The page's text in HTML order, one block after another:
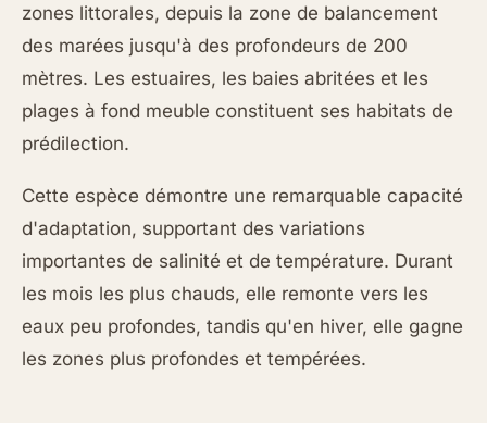
zones littorales, depuis la zone de balancement
des marées jusqu'à des profondeurs de 200
mètres. Les estuaires, les baies abritées et les
plages à fond meuble constituent ses habitats de
prédilection.
Cette espèce démontre une remarquable capacité
d'adaptation, supportant des variations
importantes de salinité et de température. Durant
les mois les plus chauds, elle remonte vers les
eaux peu profondes, tandis qu'en hiver, elle gagne
les zones plus profondes et tempérées.